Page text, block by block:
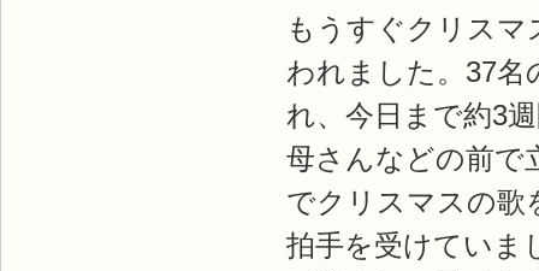
もうすぐクリスマ
われました。37名
れ、今日まで約3
母さんなどの前で
でクリスマスの歌
拍手を受けていま